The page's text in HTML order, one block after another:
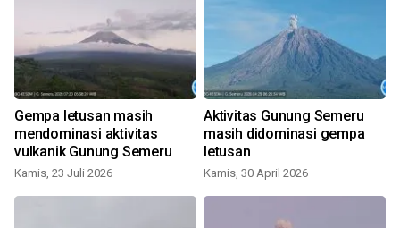
Gempa letusan masih
mendominasi aktivitas
vulkanik Gunung Semeru
Kamis, 23 Juli 2026
Aktivitas Gunung Semeru
masih didominasi gempa
letusan
Kamis, 30 April 2026